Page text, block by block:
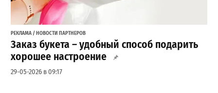
РЕКЛАМА / НОВОСТИ ПАРТНЕРОВ
Заказ букета – удобный способ подарить
хорошее настроение
29-05-2026 в 09:17